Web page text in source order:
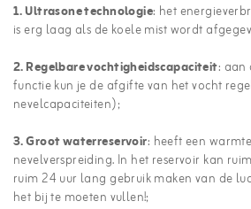
1. Ultrasone technologie: het
is erg laag als de koele mist wordt
2. Regelbare vochtigheidscapaciteit: aan
functie kun je de afgifte van het vocht
nevelcapaciteiten);
3. Groot waterreservoir: heeft een
nevelverspreiding. In het reservoir kan
ruim 24 uur lang gebruik maken van de
het bij te moeten vullen!;